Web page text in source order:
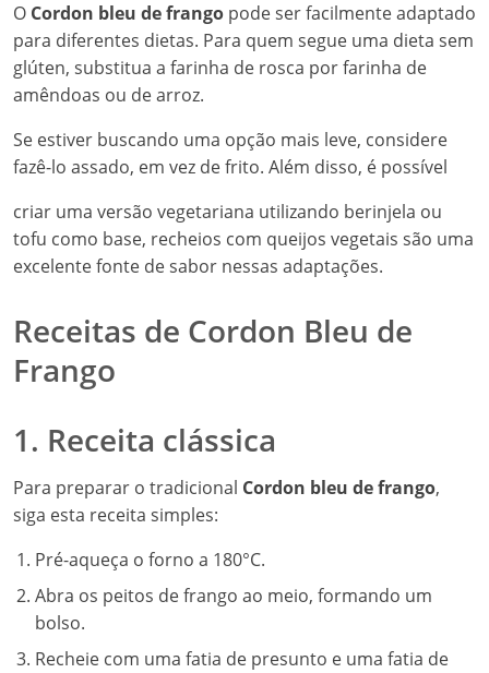
O Cordon bleu de frango pode ser facilmente adaptado
para diferentes dietas. Para quem segue uma dieta sem
glúten, substitua a farinha de rosca por farinha de
amêndoas ou de arroz.
Se estiver buscando uma opção mais leve, considere
fazê-lo assado, em vez de frito. Além disso, é possível
criar uma versão vegetariana utilizando berinjela ou
tofu como base, recheios com queijos vegetais são uma
excelente fonte de sabor nessas adaptações.
Receitas de Cordon Bleu de
Frango
1. Receita clássica
Para preparar o tradicional Cordon bleu de frango,
siga esta receita simples:
Pré-aqueça o forno a 180°C.
Abra os peitos de frango ao meio, formando um
bolso.
Recheie com uma fatia de presunto e uma fatia de